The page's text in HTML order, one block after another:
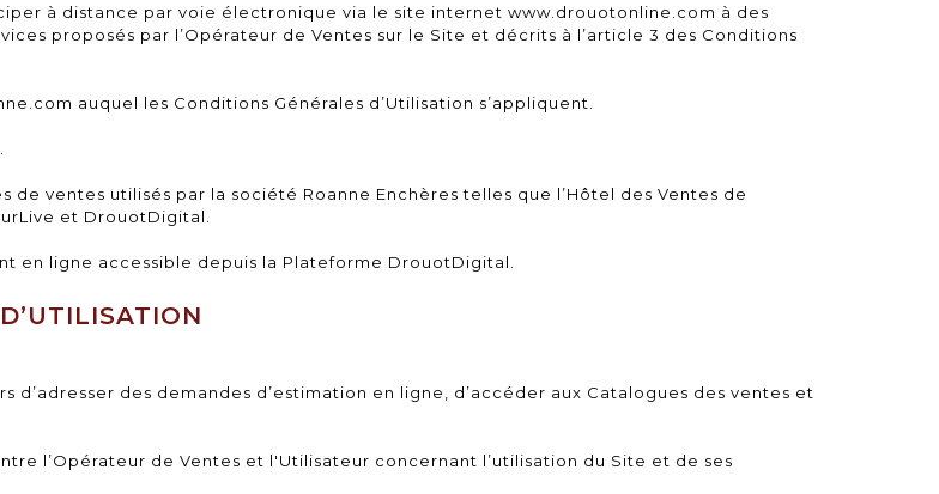
à distance par voie électronique via le site internet www.drouotonline.com à des
proposés par l’Opérateur de Ventes sur le Site et décrits à l’article 3 des Conditions
auquel les Conditions Générales d’Utilisation s’appliquent.
de ventes utilisés par la société Roanne Enchères telles que l’Hôtel des Ventes de
et DrouotDigital.
en ligne accessible depuis la Plateforme DrouotDigital.
des demandes d’estimation en ligne, d’accéder aux Catalogues des ventes et
l’Opérateur de Ventes et l'Utilisateur concernant l’utilisation du Site et de ses